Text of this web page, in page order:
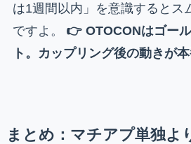
は1週間以内」を意識するとス
ですよ。 👉 OTOCONはゴー
ト。カップリング後の動きが本
まとめ：マチアプ単独よ